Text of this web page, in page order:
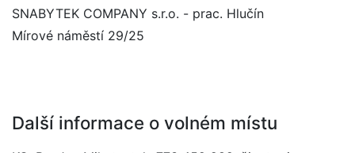
SNABYTEK COMPANY s.r.o. - prac. Hlučín
Mírové náměstí 29/25
Další informace o volném místu